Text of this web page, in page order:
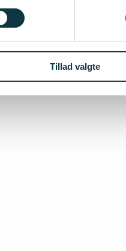
Tillad valgte
Hansen